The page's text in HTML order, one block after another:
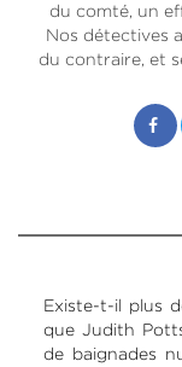
du comté, un
Nos détectives
du contraire, et
Existe-t-il plus
que Judith
de baignades